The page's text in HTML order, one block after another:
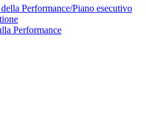
Performance/Piano esecutivo
Performance